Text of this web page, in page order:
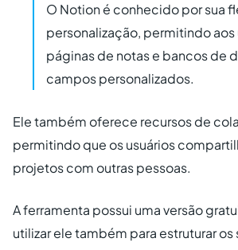
O Notion é conhecido por sua
personalização, permitindo aos
páginas de notas e bancos de
campos personalizados.
Ele também oferece recursos de
permitindo que os usuários
projetos com outras pessoas.
A ferramenta possui uma versão
utilizar ele também para estruturar